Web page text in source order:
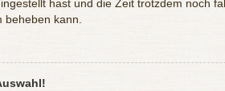
hast und die Zeit trotzdem noch
beheben kann.